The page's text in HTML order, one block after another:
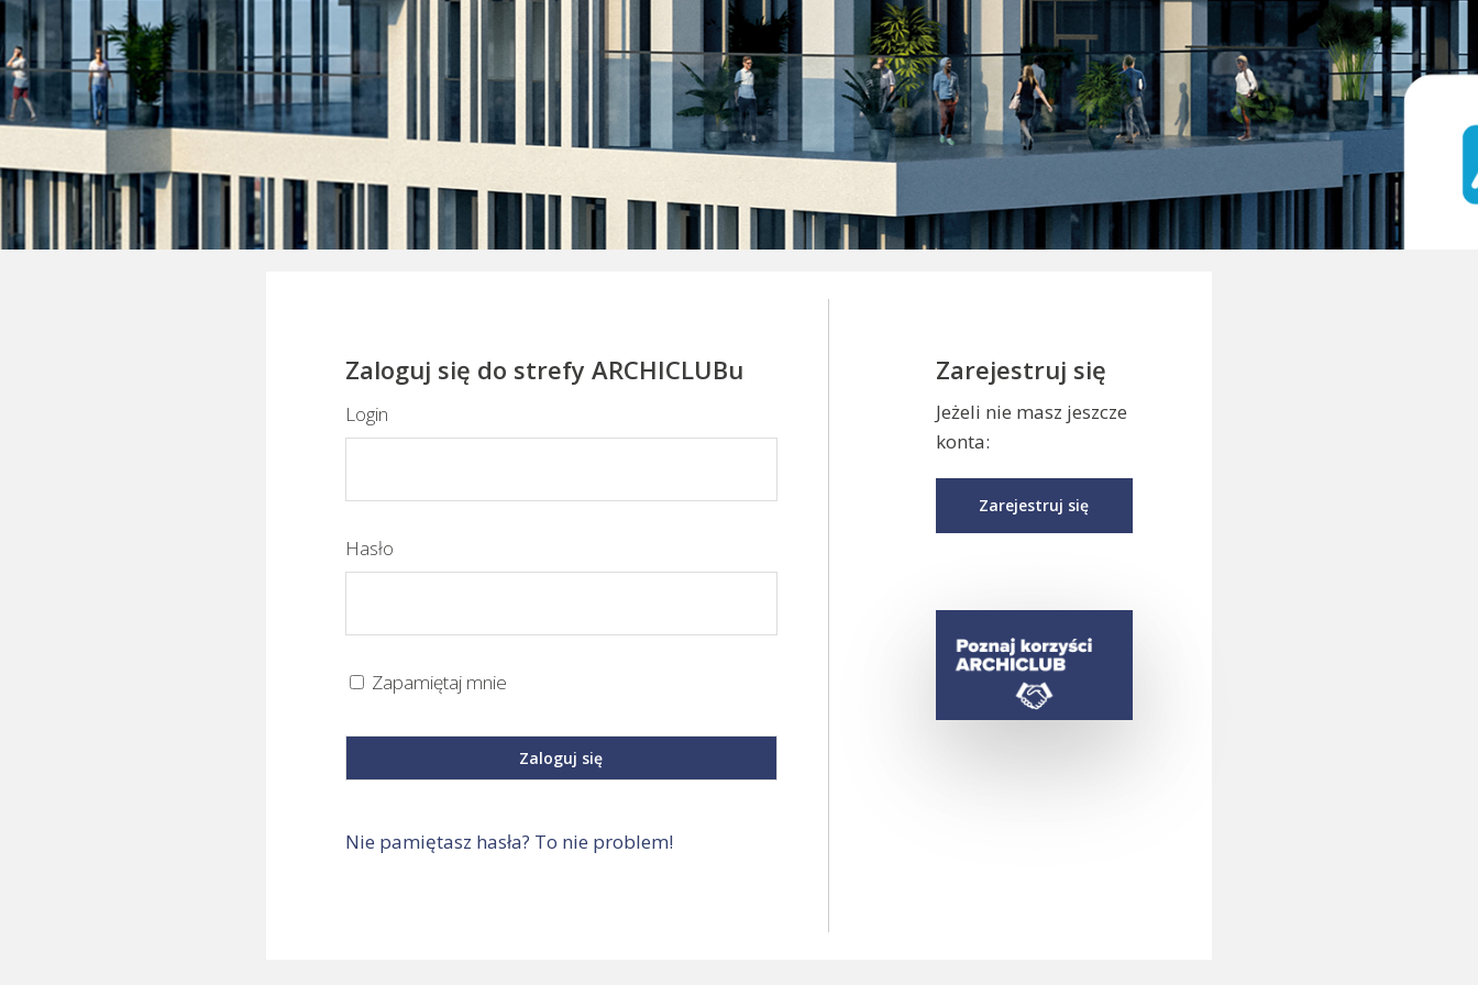
Zaloguj się do strefy ARCHICLUBu
Login
Hasło
Zapamiętaj mnie
Nie pamiętasz hasła? To nie problem!
Zarejestruj się
Jeżeli nie masz jeszcze
konta:
Zarejestruj się